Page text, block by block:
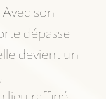
son
dépasse
devient un